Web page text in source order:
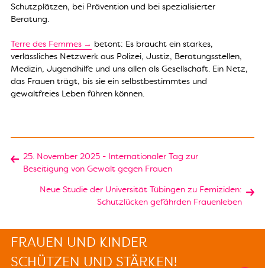
Schutzplätzen, bei Prävention und bei spezialisierter
Beratung.
Terre des Femmes
betont: Es braucht ein starkes,
verlässliches Netzwerk aus Polizei, Justiz, Beratungsstellen,
Medizin, Jugendhilfe und uns allen als Gesellschaft. Ein Netz,
das Frauen trägt, bis sie ein selbstbestimmtes und
gewaltfreies Leben führen können.
25. November 2025 - Internationaler Tag zur
Beseitigung von Gewalt gegen Frauen
Neue Studie der Universität Tübingen zu Femiziden:
Schutzlücken gefährden Frauenleben
FRAUEN UND KINDER
SCHÜTZEN UND STÄRKEN!